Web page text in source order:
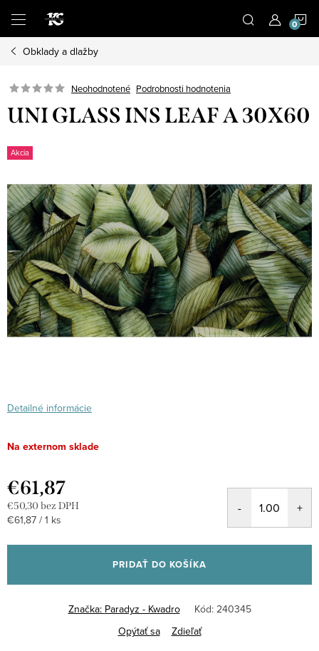
obsah
Obklady a dlažby
Neohodnotené Podrobnosti hodnotenia
UNI GLASS INS LEAF A 30X60
Akcia
Detailné informácie
Na externom sklade
€61,87
€50,30 bez DPH
Jednotková
€61,87 / 1 ks
PRIDAŤ DO KOŠÍKA
Značka: Paradyz - Kwadro Kód: 240345
Opýtať sa
Zdieľať